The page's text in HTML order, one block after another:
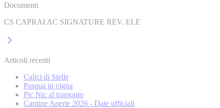
Documenti
CS CAPRAI AC SIGNATURE REV. ELE
Articoli recenti
Calici di Stelle
Pasqua in vigna
Pic Nic al tramonto
Cantine Aperte 2026 - Date ufficiali